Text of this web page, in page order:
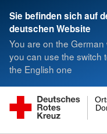
Sie befinden sich auf
deutschen Website
You are on the German
you can use the switch
the English one